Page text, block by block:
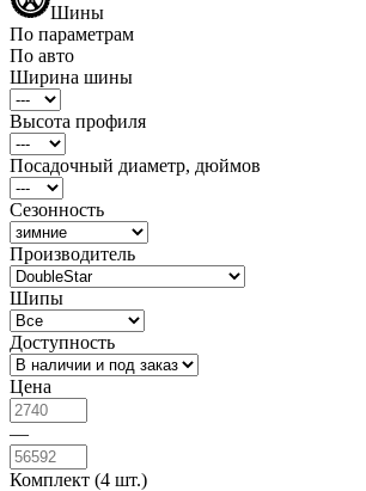
Шины
По параметрам
По авто
Ширина шины
Высота профиля
Посадочный диаметр, дюймов
Сезонность
Производитель
Шипы
Доступность
Цена
—
Комплект (4 шт.)